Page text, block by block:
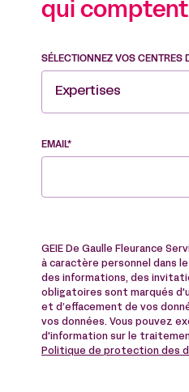
qui
SÉLECTIONNEZ VOS CENTRES
Expertises
EMAIL*
GEIE De Gaulle Fleurance
à caractère personnel dans
des informations, des
obligatoires sont marqués
et d’effacement de vos
vos données. Vous pouvez
d'information sur le
Politique de protection des